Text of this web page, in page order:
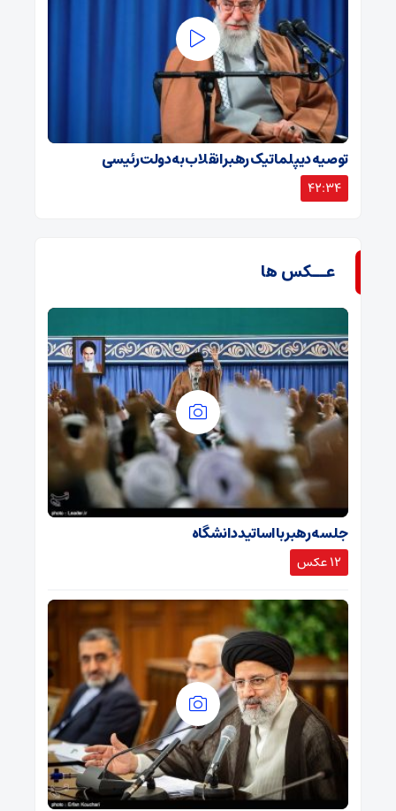
توصیه دیپلماتیک رهبر انقلاب به دولت رئیسی
42:34
عــکس ها
جلسه رهبر با اساتید دانشگاه
12 عکس